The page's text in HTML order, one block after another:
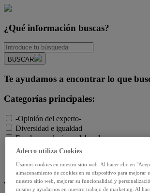
¿Qué información buscas?
BUSCAR
Te ayudamos a encontrar lo que
Categorías principales:
-Opinión del experto-
Diversidad e igualdad
Empleo y relaciones laborales
Futuro del trabajo y tecnología
Talento y formación
Temas de actualidad:
Adecco utiliza Cookies
Usamos cookies en nuestro sitio web. Al hacer clic en
almacenamiento de cookies en su dispositivo para mejorar
nuestro sitio web, mejorar su funcionalidad y
mismo y ayudarnos en nuestro trabajo de marketing. Al